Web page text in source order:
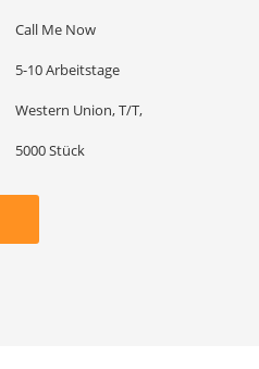
Call Me Now
5-10 Arbeitstage
Western Union, T/T,
5000 Stück